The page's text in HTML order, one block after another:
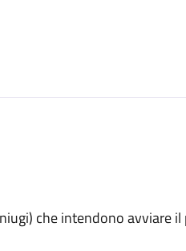
che intendono avviare